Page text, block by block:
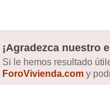
¡Agradezca nuestro
Si le hemos resultado
ForoVivienda.com y